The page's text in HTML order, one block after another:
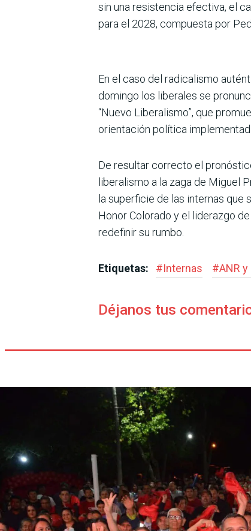
sin una resistencia efectiva, el
para el 2028, compuesta por
En el caso del radicalismo
domingo los liberales se
“Nuevo Liberalismo”, que
orientación política
De resultar correcto el
liberalismo a la zaga de Miguel
la superficie de las internas que
Honor Colorado y el liderazgo
redefinir su rumbo.
Etiquetas: #Internas #ANR y
Déjanos tus